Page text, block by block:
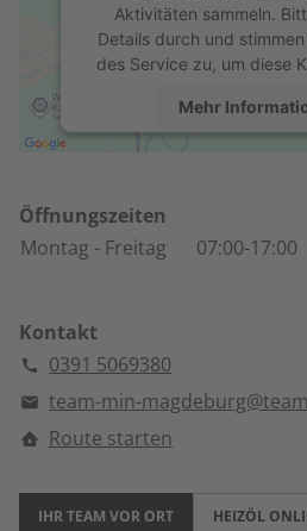
Aktivitäten sammeln.
Details durch und
des Service zu, um diese
Mehr
powered by
Management
Öffnungszeiten
Montag - Freitag 07:00-17:00
Kontakt
0391 5069380
team-min-
Route starten
IHR TEAM VOR ORT HEIZÖL